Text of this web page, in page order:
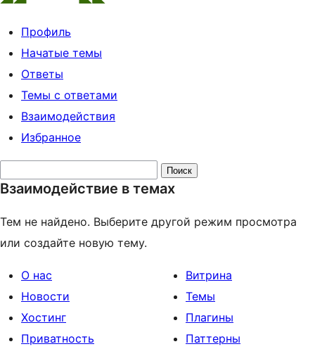
Профиль
Начатые темы
Ответы
Темы с ответами
Взаимодействия
Избранное
тем:
Взаимодействие в темах
Тем не найдено. Выберите другой режим просмотра
или создайте новую тему.
О нас
Новости
Хостинг
Приватность
Витрина
Темы
Плагины
Паттерны